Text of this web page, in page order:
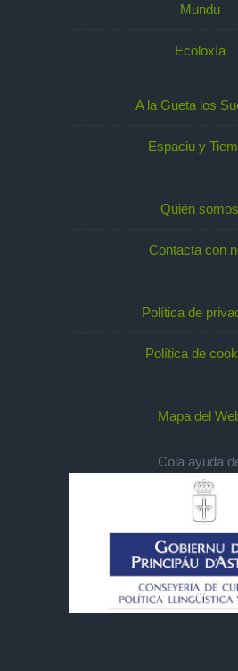
Mundu
Ecoloxía
A la Gueta los
Espaciu y
Quién somos
Contacta con
Política de
Política de
Mapa del
Cola ayuda